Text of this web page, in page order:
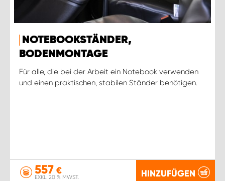
NOTEBOOKSTÄNDER,
BODENMONTAGE
Für alle, die bei der Arbeit ein Notebook verwenden
und einen praktischen, stabilen Ständer benötigen.
557 €
EXKL. 20 % MWST. HINZUFÜGEN